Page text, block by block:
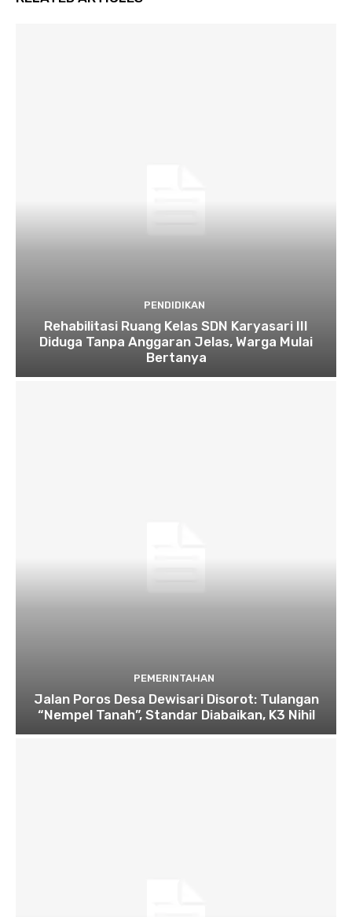
PENDIDIKAN
Rehabilitasi Ruang Kelas SDN Karyasari III
Diduga Tanpa Anggaran Jelas, Warga Mulai
Bertanya
PEMERINTAHAN
Jalan Poros Desa Dewisari Disorot: Tulangan
“Nempel Tanah”, Standar Diabaikan, K3 Nihil